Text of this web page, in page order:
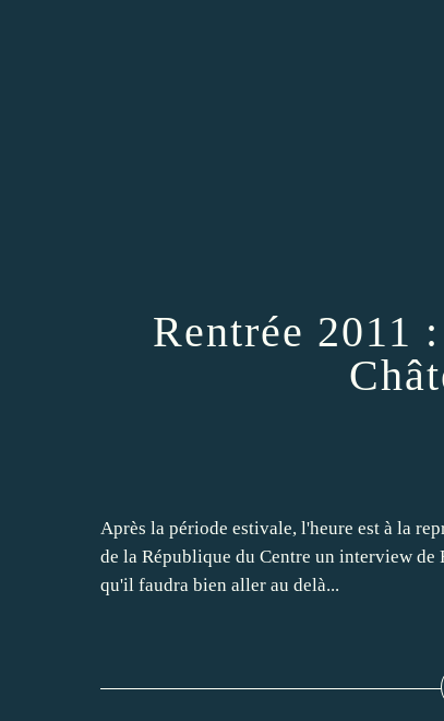
Rentrée 2011
Après la période estivale, l'heure est à la
de la République du Centre un interview de
qu'il faudra bien aller au delà...